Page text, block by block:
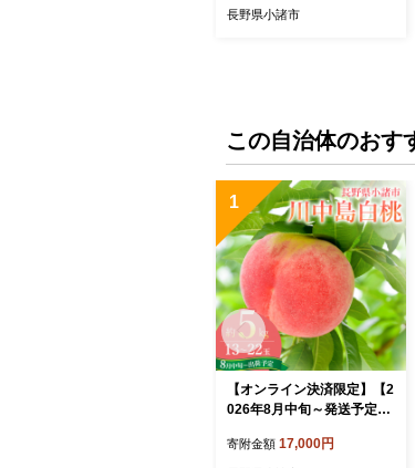
腱）
長野県小諸市
この自治体のおす
1
【オンライン決済限定】【2
026年8月中旬～発送予定】
中島白桃 約5kg 秀品 13～2
寄附金額 17,000円